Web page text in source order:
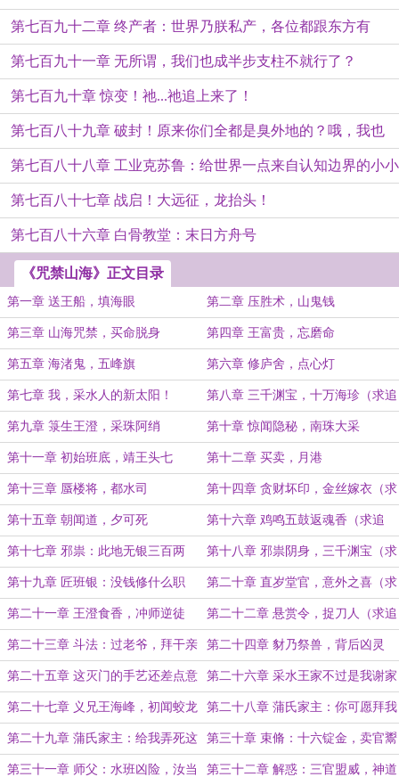
第七百九十二章 终产者：世界乃朕私产，各位都跟东方有
缘！
第七百九十一章 无所谓，我们也成半步支柱不就行了？
第七百九十章 惊变！祂...祂追上来了！
第七百八十九章 破封！原来你们全都是臭外地的？哦，我也
是第七百八十八章 工业克苏鲁：给世界一点来自认知边界的小小
震撼
第七百八十七章 战启！大远征，龙抬头！
第七百八十六章 白骨教堂：末日方舟号
《咒禁山海》正文目录
第一章 送王船，填海眼 第二章 压胜术，山鬼钱
第三章 山海咒禁，买命脱身 第四章 王富贵，忘磨命
第五章 海渚鬼，五峰旗 第六章 修庐舍，点心灯
第七章 我，采水人的新太阳！ 第八章 三千渊宝，十万海珍（求追
读）
第九章 箓生王澄，采珠阿绡 第十章 惊闻隐秘，南珠大采
第十一章 初始班底，靖王头七 第十二章 买卖，月港
第十三章 蜃楼将，都水司 第十四章 贪财坏印，金丝嫁衣（求
追读）
第十五章 朝闻道，夕可死 第十六章 鸡鸣五鼓返魂香（求追
读）
第十七章 邪祟：此地无银三百两 第十八章 邪祟阴身，三千渊宝（求
追读求票）
第十九章 匠班银：没钱修什么职
官？
第二十章 直岁堂官，意外之喜（求
追读求票）
第二十一章 王澄食香，冲师逆徒 第二十二章 悬赏令，捉刀人（求追
读求票）
第二十三章 斗法：过老爷，拜干亲 第二十四章 豺乃祭兽，背后凶灵
（月底双倍求票）
第二十五章 这灭门的手艺还差点意
思
第二十六章 采水王家不过是我谢家
养的一条狗！
第二十七章 义兄王海峰，初闻蛟龙
气
第二十八章 蒲氏家主：你可愿拜我
为师？
第二十九章 蒲氏家主：给我弄死这
个小子！
第三十章 束脩：十六锭金，卖官鬻
爵
第三十一章 师父：水班凶险，汝当 第三十二章 解惑：三官盟威，神道